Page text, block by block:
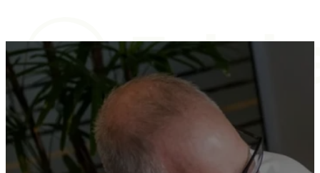
Trivselspakker
HR Services